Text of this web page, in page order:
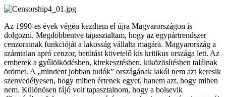
Az 1990-es évek végén kezdtem el újra Magyarországon is
dolgozni. Megdöbbentve tapasztaltam, hogy az egypártrendszer
cenzorainak funkcióját a lakosság vállalta magára. Magyarország a
számtalan apró cenzor, betiltást követelő kis kritikus országa lett. Az
emberek a gyűlölködésben, kirekesztésben, kiközösítésben találnak
örömet. A „mindent jobban tudók” országának lakói nem azt keresik
szenvedélyesen, hogy miben értenek egyet, hanem azt, hogy miben
nem. Különösen fájó volt tapasztalnom, hogy a bolsevik